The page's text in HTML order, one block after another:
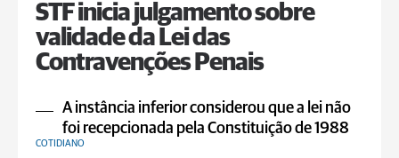
STF inicia julgamento sobre
validade da Lei das
Contravenções Penais
A instância inferior considerou que a lei não
foi recepcionada pela Constituição de 1988
COTIDIANO